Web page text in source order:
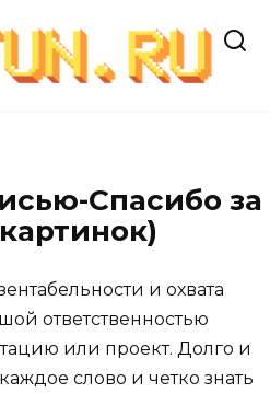
Спасибо за
и охвата
ответственностью
или проект. Долго и
слово и четко знать